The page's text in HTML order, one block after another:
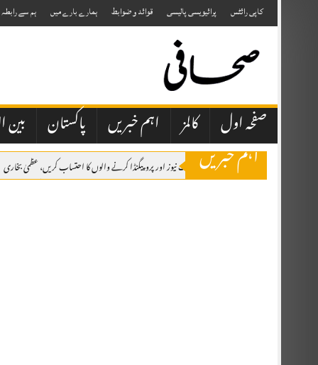
to
content
کاپی رائٹس پرائیویسی پالیسی قوائد و ضوابط ہمارے بارے میں ہم سے رابطہ
صفحہ اول کالمز اہم خبریں پاکستان بین
اہم خبریں
صحافتی تنظیمیں خود فیک نیوز اور پروپیگنڈا کرنے والوں کا احتساب کریں، عظمیٰ بخاری